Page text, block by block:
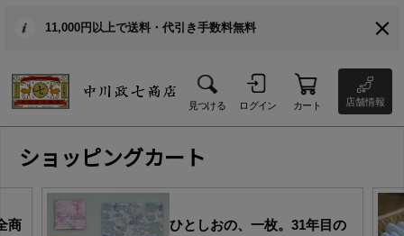
11,000円以上で送料・代引き手数料無料
見つける ログイン カート 店舗情報
ショッピングカート
商
ひとしおの、一枚。31年目の